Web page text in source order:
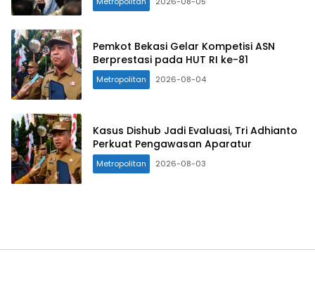
Pemkot Bekasi Gelar Kompetisi ASN
Berprestasi pada HUT RI ke-81
Metropolitan 2026-08-04
Kasus Dishub Jadi Evaluasi, Tri Adhianto
Perkuat Pengawasan Aparatur
Metropolitan 2026-08-03